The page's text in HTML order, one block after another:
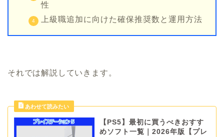
性
上級職追加に向けた確保推奨数と運用方法
それでは解説していきます。
【PS5】最初に買うべきおすす
めソフト一覧｜2026年版【プレ